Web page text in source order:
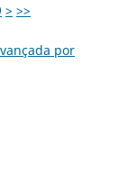
> >>
por